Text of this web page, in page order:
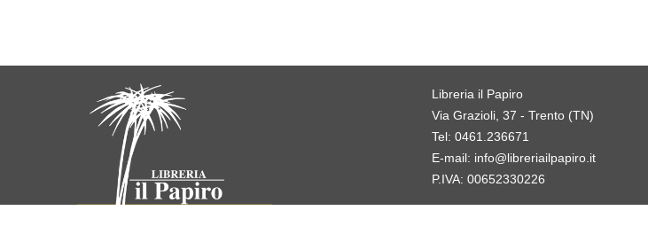
Libreria il Papiro
Via Grazioli, 37 - Trento (TN)
Tel: 0461.236671
E-mail: info@libreriailpapiro.it
P.IVA: 00652330226